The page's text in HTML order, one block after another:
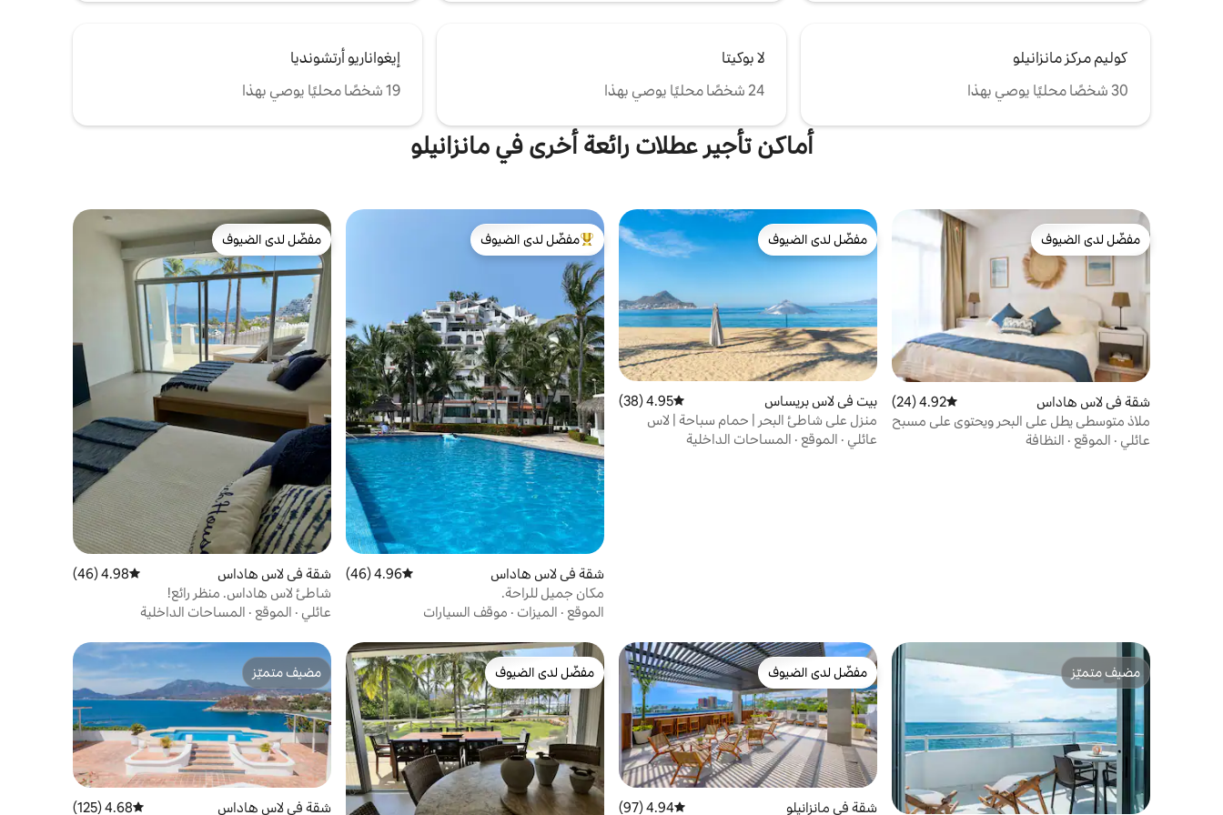
كوليم مركز مانزانيلو
30 شخصًا محليًا يوصي بهذا
لا بوكيتا
24 شخصًا محليًا يوصي بهذا
إيغواناريو أرتشونديا
19 شخصًا محليًا يوصي بهذا
أماكن تأجير عطلات رائعة أخرى في مانزانيلو
مفضّل لدى الضيوف
مفضّل لدى الضيوف
شقة في لاس هاداس متوسط التقييم 4.92 من 5، 24 مراجعات
4.92 (24)
ملاذ متوسطي يطل على البحر ويحتوي على مسبح
عائلي · الموقع · النظافة
مفضّل لدى الضيوف
مفضّل لدى الضيوف
بيت في لاس بريساس متوسط التقييم 4.95 من 5، 38 مراجعات
4.95 (38)
منزل على شاطئ البحر | حمام سباحة | لاس
بريساس | غرفتين
عائلي · الموقع · المساحات الداخلية
من أبرز البيوت المفضّلة لدى الضيوف
مفضّل لدى الضيوف
شقة في لاس هاداس متوسط التقييم 4.96 من 5، 46 مراجعات
4.96 (46)
مكان جميل للراحة.
الموقع · الميزات · موقف السيارات
مفضّل لدى الضيوف
مفضّل لدى الضيوف
شقة في لاس هاداس متوسط التقييم 4.98 من 5، 46 مراجعات
4.98 (46)
شاطئ لاس هاداس. منظر رائع!
عائلي · الموقع · المساحات الداخلية
مضيف متميّز
مضيف متميّز
مفضّل لدى الضيوف
مفضّل لدى الضيوف
شقة في مانزانيلو متوسط التقييم 4.94 من 5، 97 مراجعات
4.94 (97)
مفضّل لدى الضيوف
مفضّل لدى الضيوف
مضيف متميّز
مضيف متميّز
شقة في لاس هاداس متوسط التقييم 4.68 من 5، 125 مراجعات
4.68 (125)